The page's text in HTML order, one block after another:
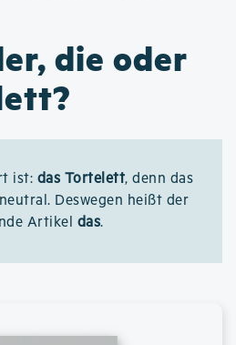
die oder
ist: das Tortelett, denn das
Deswegen heißt der
Artikel das.